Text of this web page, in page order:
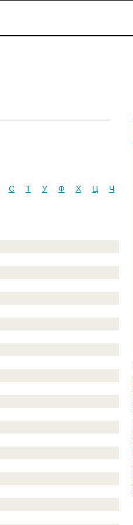
С Т У Ф Х Ц
Ч